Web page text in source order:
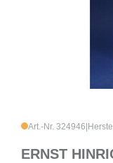
Art.-Nr. 324946
ERNST